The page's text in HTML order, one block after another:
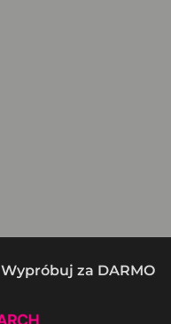
Wypróbuj za DARMO